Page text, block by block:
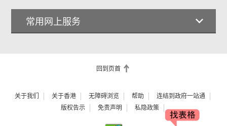
常用网上服务
回到页首
关于我们 关于香港 无障碍浏览 帮助
连结到政府一站通
版权告示
免责声明 私隐政策